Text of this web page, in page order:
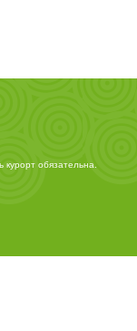
курорт обязательна.